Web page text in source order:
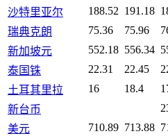
沙特里亚尔
188.52 191.18
瑞典克朗
75.36 75.96
新加坡元
552.18 556.34
泰国铢
22.31 22.45
土耳其里拉
16 18.4
新台币
美元
710.89 713.88